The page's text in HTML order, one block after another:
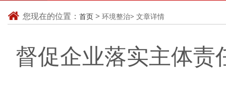
您现在的位置： 首页 > 环境整治> 文章详情
督促企业落实主体